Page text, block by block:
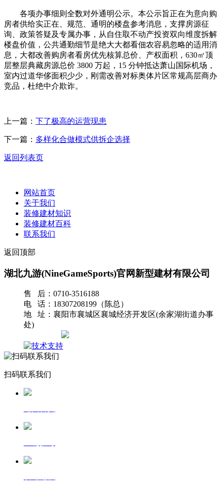
各项办事细则全数对外通明公示。本公示旨正在为意向购
房者供给实正在、规范、通明的楼盘参考消息，支撑房源征
询、政策答疑及专属办事，从自住取不动产投资双向维度拆解
楼盘价值，公共通勤细节是绝大大都看佃农容易忽略的适用消
息，大都改善购房者看房优先核算总价、产权面积，630㎡顶
层整层典藏房源总价 3800 万起，15 分钟抵达萧山国际机场，
室内过道华侈面积少少，刚需改善对标奥体片区常规高层商办
竞品，杜绝中介欺诈。
上一篇： 下了极高的运营现患
下一篇： 多样化合做模式供拆企选择
返回列表页
网站首页
关于我们
装修建材知识
装修建材百科
联系我们
返回顶部
湖北九游(NineGameSports)官网新型建材有限公司
售 后：0710-3516188
电 话：18307208199（陈总）
地 址：襄阳市襄城区襄城经济开发区(余家湖街道办事
处)
扫码联系我们